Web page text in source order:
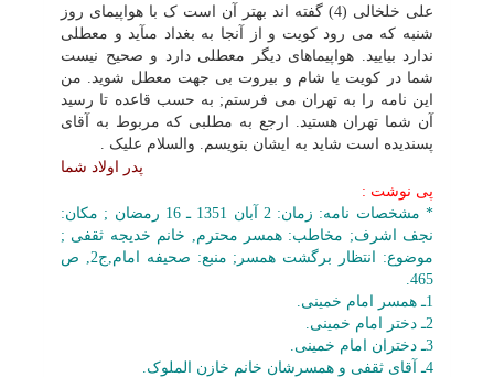
على خلخالى (4) گفته اند بهتر آن است ک با هواپیماى روز
شنبه که مى رود کویت و از آنجا به بغداد مىآید و معطلى
ندارد بیایید. هواپیماهاى دیگر معطلى دارد و صحیح نیست
شما در کویت یا شام و بیروت بى جهت معطل شوید. من
این نامه را به تهران مى فرستم; به حسب قاعده تا رسید
آن شما تهران هستید. ارجع به مطلبى که مربوط به آقاى
پسندیده است شاید به ایشان بنویسم. والسلام علیک .
پدر اولاد شما
پى نوشت :
* مشخصات نامه: زمان: 2 آبان 1351 ـ 16 رمضان ; مکان:
نجف اشرف; مخاطب: همسر محترم, خانم خدیجه ثقفى ;
موضوع: انتظار برگشت همسر; منبع: صحیفه امام,ج2, ص
465.
1ـ همسر امام خمینى.
2ـ دختر امام خمینى.
3ـ دختران امام خمینى.
4ـ آقاى ثقفى و همسرشان خانم خازن الملوک.